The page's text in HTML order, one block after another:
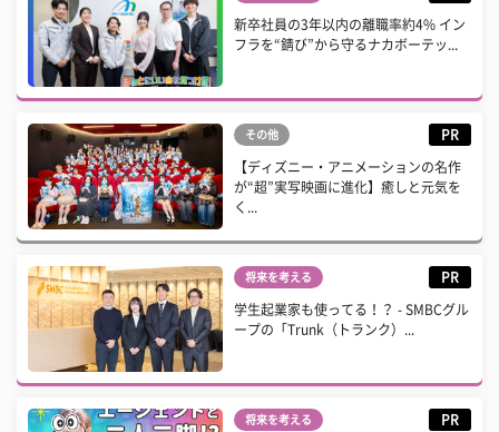
新卒社員の3年以内の離職率約4% イン
フラを“錆び”から守るナカボーテッ...
その他 PR
【ディズニー・アニメーションの名作
が“超”実写映画に進化】癒しと元気を
く...
将来を考える PR
学生起業家も使ってる！？ - SMBCグル
ープの「Trunk（トランク）...
将来を考える PR